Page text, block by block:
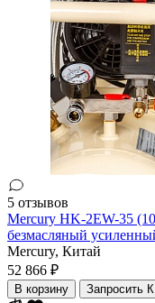
5 отзывов
Mercury HK-2EW-35
безмасляный
Mercury, Китай
52 866 ₽
В корзину Запросить